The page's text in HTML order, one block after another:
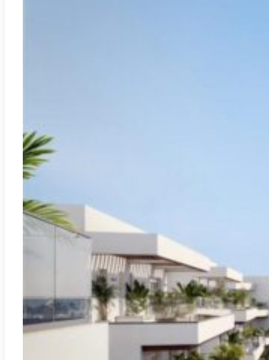
El Verger
Votre nouvelle maison à El Verger : près de la mer et avec
plus de 15 équipements de luxe
133.52m2